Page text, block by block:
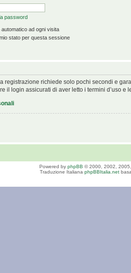
password
automatico ad ogni visita
stato per questa sessione
registrazione richiede solo pochi secondi e
il login assicurati di aver letto i termini d’uso e
Powered by phpBB © 2000, 2002,
Traduzione Italiana phpBBItalia.net